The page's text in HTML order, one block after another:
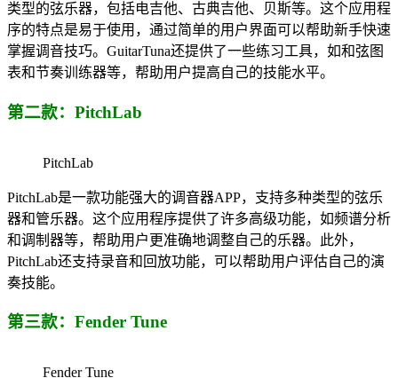
类型的弦乐器，包括电吉他、古典吉他、贝斯等。这个应用程
序的特点是易于使用，通过简单的用户界面可以帮助新手快速
掌握调音技巧。GuitarTuna还提供了一些练习工具，如和弦图
表和节奏训练器等，帮助用户提高自己的技能水平。
第二款：PitchLab
PitchLab
PitchLab是一款功能强大的调音器APP，支持多种类型的弦乐
器和管乐器。这个应用程序提供了许多高级功能，如频谱分析
和调制器等，帮助用户更准确地调整自己的乐器。此外，
PitchLab还支持录音和回放功能，可以帮助用户评估自己的演
奏技能。
第三款：Fender Tune
Fender Tune